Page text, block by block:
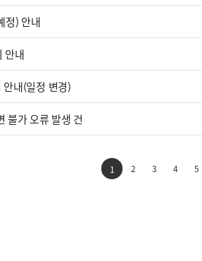
정) 안내
안내
내(일정 변경)
불가 오류 발생 건
1 2 3 4 5